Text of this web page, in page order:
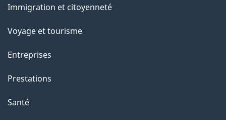
sujets
Immigration et citoyenneté
Voyage et tourisme
Entreprises
Prestations
Santé